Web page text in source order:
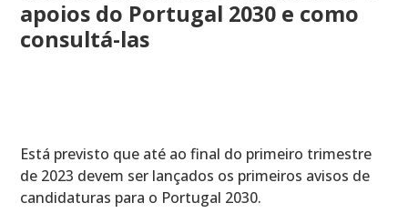
apoios do Portugal 2030 e como
consultá-las
Está previsto que até ao final do primeiro trimestre
de 2023 devem ser lançados os primeiros avisos de
candidaturas para o Portugal 2030.